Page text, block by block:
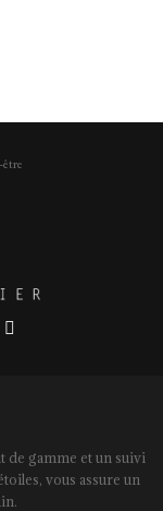
de gamme et un suivi
vous assure un